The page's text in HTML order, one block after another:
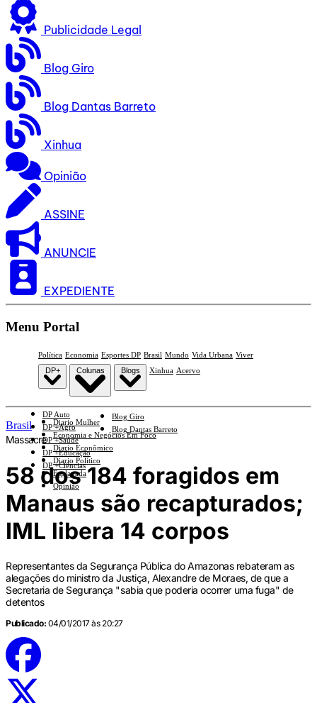
Publicidade Legal
Blog Giro
Blog Dantas Barreto
Xinhua
Opinião
ASSINE
ANUNCIE
EXPEDIENTE
Menu Portal
Política Economia Esportes DP Brasil Mundo Vida Urbana Viver
DP+
DP Auto
DP +Agro
DP +Saúde
DP +Educação
DP +Ciências
Colunas
Diario Mulher
Economia e Negócios Em Foco
Diario Econômico
Diario Político
Esplanada
Opinião
Blogs
Blog Giro
Blog Dantas Barreto
Xinhua Acervo
Brasil
Massacre
58 dos 184 foragidos em
Manaus são recapturados;
IML libera 14 corpos
Representantes da Segurança Pública do Amazonas rebateram as
alegações do ministro da Justiça, Alexandre de Moraes, de que a
Secretaria de Segurança "sabia que poderia ocorrer uma fuga" de
detentos
Publicado: 04/01/2017 às 20:27